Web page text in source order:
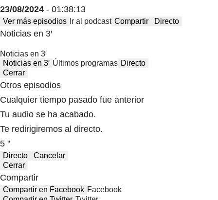
23/08/2024 - 01:38:13
Ver más episodios Ir al podcast Compartir Directo
Noticias en 3′
Noticias en 3′
Noticias en 3′ Últimos programas Directo
Cerrar
Otros episodios
Cualquier tiempo pasado fue anterior
Tu audio se ha acabado.
Te redirigiremos al directo.
5 "
Directo
Cancelar
Cerrar
Compartir
Compartir en Facebook Facebook